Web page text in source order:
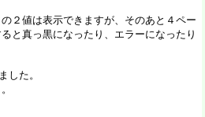
２値は表示できますが、そのあと４ペー
と真っ黒になったり、エラーになったり
した。